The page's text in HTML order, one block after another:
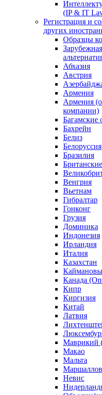
(IP & IT
Регистрация и
других
Образцы
Абхазия
Австрия
Армения
Армения
компании)
Багамские
Бахрейн
Белиз
Белоруссия
Бразилия
Венгрия
Вьетнам
Гибралтар
Гонконг
Грузия
Доминика
Индонезия
Ирландия
Италия
Казахстан
Каймановы
Канада
Кипр
Киргизия
Китай
Латвия
Маврикий
Макао
Мальта
Нeвис